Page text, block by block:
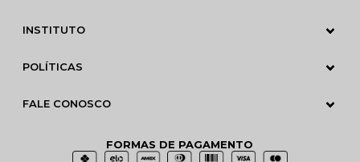
INSTITUTO
POLÍTICAS
FALE CONOSCO
FORMAS DE PAGAMENTO